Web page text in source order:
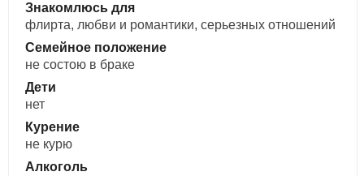
Знакомлюсь для
флирта, любви и романтики, cерьезных отношений
Семейное положение
не состою в браке
Дети
нет
Курение
не курю
Алкоголь